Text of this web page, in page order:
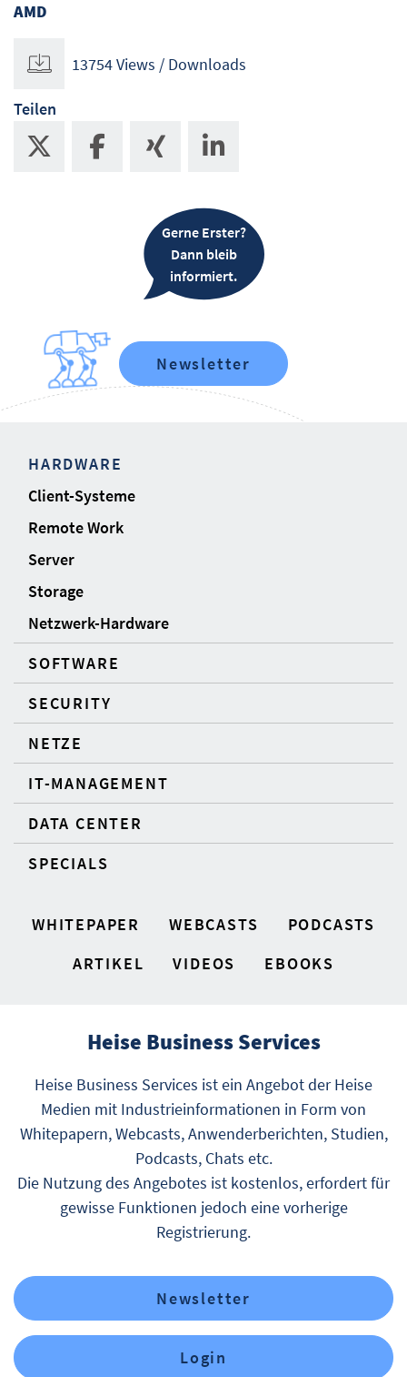
AMD
13754 Views / Downloads
Teilen
Gerne Erster?
Dann bleib
informiert.
Newsletter
HARDWARE
Client-Systeme
Remote Work
Server
Storage
Netzwerk-Hardware
SOFTWARE
SECURITY
NETZE
IT-MANAGEMENT
DATA CENTER
SPECIALS
WHITEPAPER WEBCASTS
PODCASTS
ARTIKEL
VIDEOS EBOOKS
Heise Business Services
Heise Business Services ist ein Angebot der Heise
Medien mit Industrieinformationen in Form von
Whitepapern, Webcasts, Anwenderberichten, Studien,
Podcasts, Chats etc.
Die Nutzung des Angebotes ist kostenlos, erfordert für
gewisse Funktionen jedoch eine vorherige
Registrierung.
Newsletter
Login